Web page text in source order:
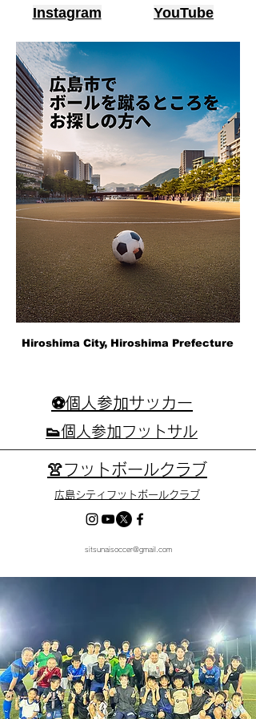
Instagram YouTube
Hiroshima City, Hiroshima Prefecture
⚽個人参加サッカー
👟個人参加フットサル
👚フットボールクラブ
広島シティフットボールクラブ
sitsunaisoccer@gmail.com